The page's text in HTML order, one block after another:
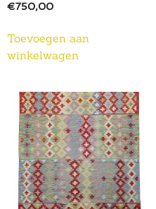
€750,00
Toevoegen aan
winkelwagen